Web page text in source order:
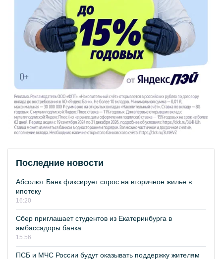
Последние новости
Абсолют Банк фиксирует спрос на вторичное жилье в
ипотеку
16:20
Сбер приглашает студентов из Екатеринбурга в
амбассадоры банка
15:56
ПСБ и МЧС России будут оказывать поддержку жителям